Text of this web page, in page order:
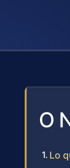
Lo